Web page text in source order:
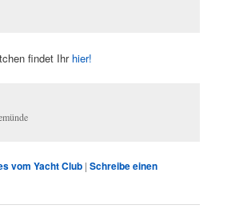
findet Ihr hier!
vom Yacht Club |Schreibe einen